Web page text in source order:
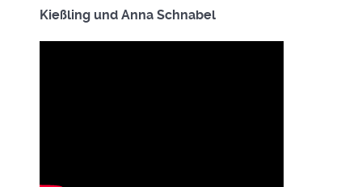
Kießling und Anna Schnabel